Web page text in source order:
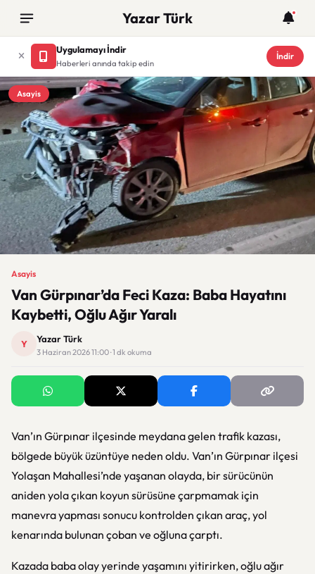
Yazar Türk
Uygulamayı İndir
Haberleri anında takip edin
İndir
Asayis
Asayis
Van Gürpınar’da Feci Kaza: Baba Hayatını
Kaybetti, Oğlu Ağır Yaralı
Y Yazar Türk
3 Haziran 2026 11:00 · 1 dk okuma
Van’ın Gürpınar ilçesinde meydana gelen trafik kazası,
bölgede büyük üzüntüye neden oldu. Van’ın Gürpınar ilçesi
Yolaşan Mahallesi’nde yaşanan olayda, bir sürücünün
aniden yola çıkan koyun sürüsüne çarpmamak için
manevra yapması sonucu kontrolden çıkan araç, yol
kenarında bulunan çoban ve oğluna çarptı.
Kazada baba olay yerinde yaşamını yitirirken, oğlu ağır